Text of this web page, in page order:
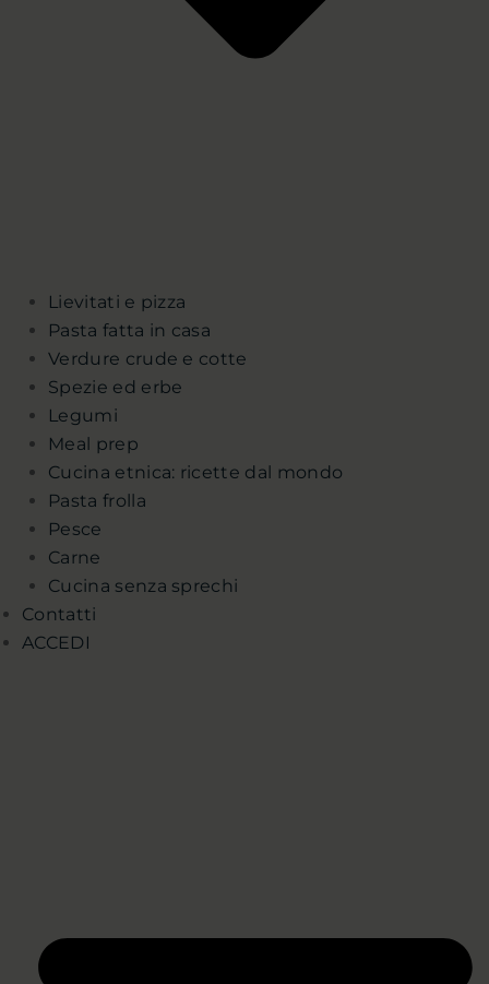
Lievitati e pizza
Pasta fatta in casa
Verdure crude e cotte
Spezie ed erbe
Legumi
Meal prep
Cucina etnica: ricette dal mondo
Pasta frolla
Pesce
Carne
Cucina senza sprechi
Contatti
ACCEDI